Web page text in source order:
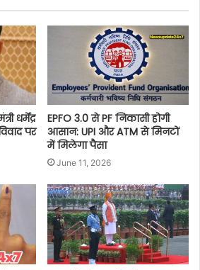
धर्मेंद्र
पर
EPFO 3.0 से PF निकासी होगी
आसान: UPI और ATM से मिनटों
में मिलेगा पैसा
June 11, 2026